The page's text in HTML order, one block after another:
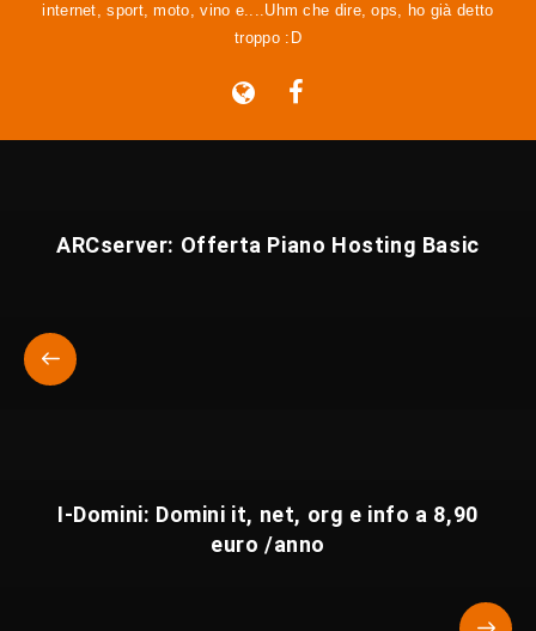
internet, sport, moto, vino e....Uhm che dire, ops, ho già detto
troppo :D
ARCserver: Offerta Piano Hosting Basic
I-Domini: Domini it, net, org e info a 8,90
euro /anno